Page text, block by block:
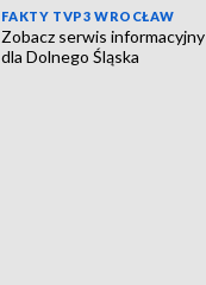
FAKTY TVP3 WROCŁAW
Zobacz serwis informacyjny
dla Dolnego Śląska